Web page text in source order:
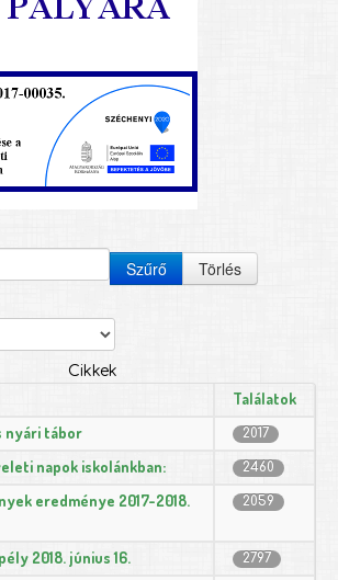
Szűrő Törlés
Cikkek
Találatok
nyári tábor
2017
napok iskolánkban: 2460
eredménye 2017-2018.
2059
2018. június 16. 2797